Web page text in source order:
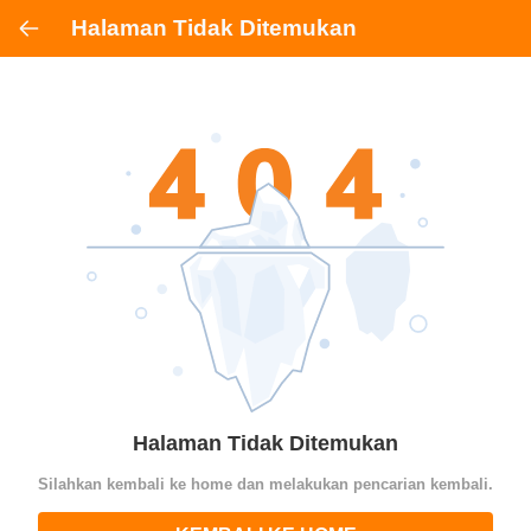
Halaman Tidak Ditemukan
Halaman Tidak Ditemukan
Silahkan kembali ke home dan melakukan pencarian kembali.